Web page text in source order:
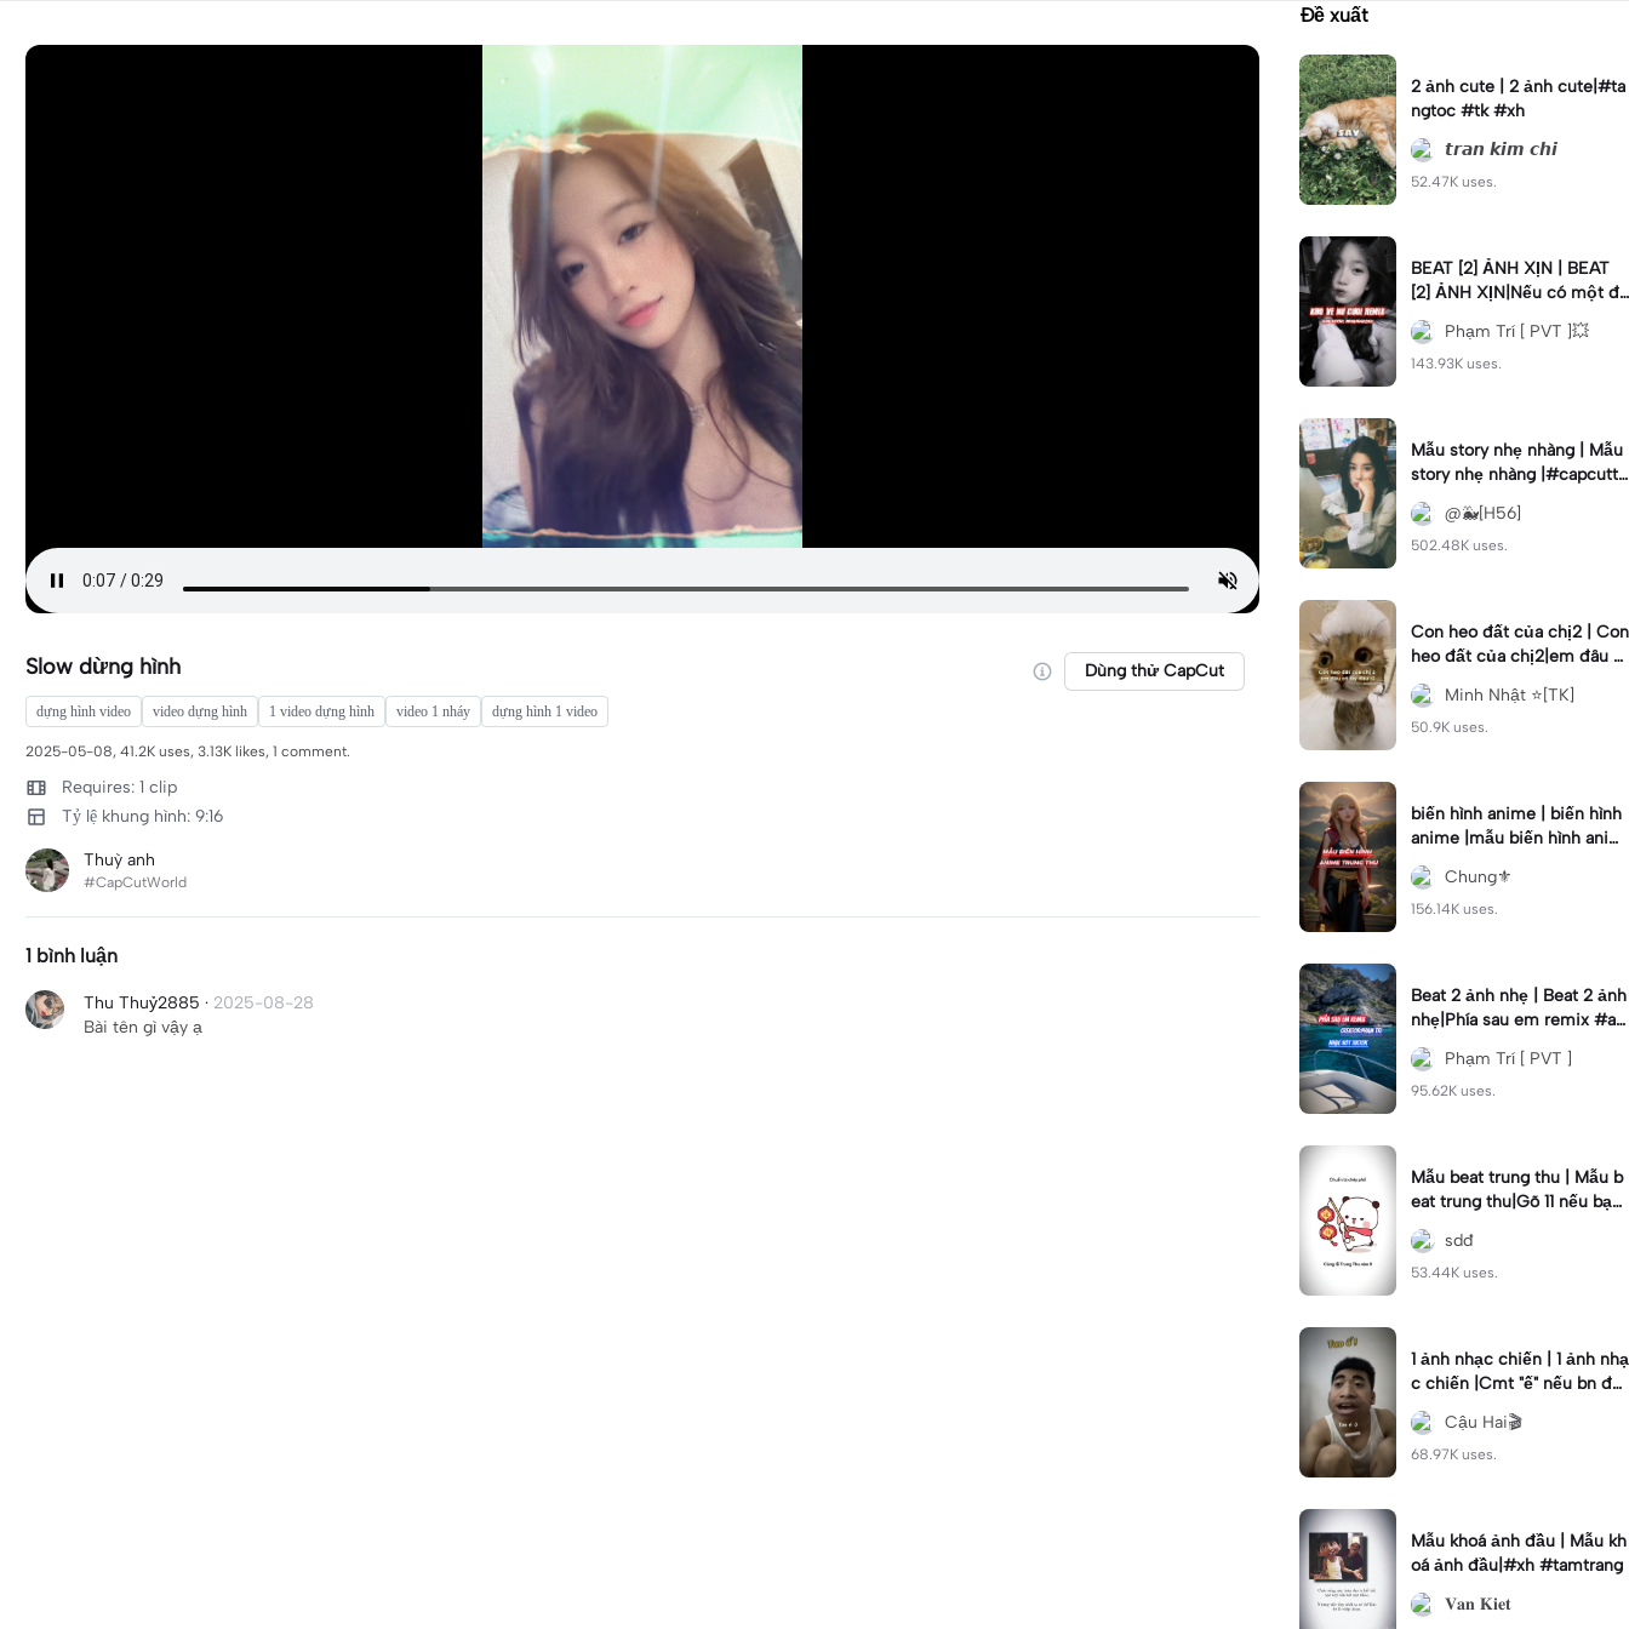
Slow dừng hình Dùng thử CapCut
dựng hình video video dựng hình 1 video dựng hình video 1 nháy dựng hình 1 video
2025-05-08, 41.2K uses, 3.13K likes, 1 comment.
Requires: 1 clip
Tỷ lệ khung hình: 9:16
Thuỳ anh
#CapCutWorld
1 bình luận
Thu Thuỷ2885 · 2025-08-28
Bài tên gì vậy ạ
Đề xuất
2 ảnh cute | 2 ảnh cute|#ta
ngtoc #tk #xh
𝙩𝙧𝙖𝙣 𝙠𝙞𝙢 𝙘𝙝𝙞
52.47K uses.
BEAT [2] ẢNH XỊN | BEAT
[2] ẢNH XỊN|Nếu có một đi
ều ước bạn sẽ ước gì #hm
q #xhPhạm Trí [ PVT ]💥
143.93K uses.
Mẫu story nhẹ nhàng | Mẫu
story nhẹ nhàng |#capcutt9
#h56
@🐳[H56]
502.48K uses.
Con heo đất của chị2 | Con
heo đất của chị2|em đâu c
ó lấy đâu #mnhatt #xh
Minh Nhật ⭐[TK]
50.9K uses.
biến hình anime | biến hình
anime |mẫu biến hình anim
e trung thu #chun85
Chung⚜️
156.14K uses.
Beat 2 ảnh nhẹ | Beat 2 ảnh
nhẹ|Phía sau em remix #ag
cws #pvt695
Phạm Trí [ PVT ]
95.62K uses.
Mẫu beat trung thu | Mẫu b
eat trung thu|Gõ 11 nếu bạn
thích crush #beat#remix#
xuhuong
sdđ
53.44K uses.
1 ảnh nhạc chiến | 1 ảnh nhạ
c chiến |Cmt "ế" nếu bn đa
ng ế#lv25#capcutflex#xh
#cauhaiCậu Hai🎬
68.97K uses.
Mẫu khoá ảnh đầu | Mẫu kh
oá ảnh đầu|#xh #tamtrang
𝐕𝐚𝐧 𝐊𝐢𝐞𝐭